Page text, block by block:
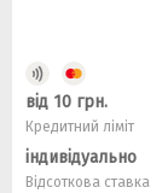
від 10 грн.
Кредитний ліміт
індивідуально
Відсоткова ставка